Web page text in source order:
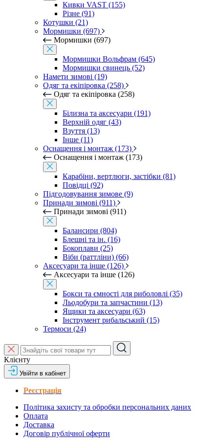
Кивки VAST (155)
Різне (91)
Котушки (21)
Мормишки (697)
Мормишки (697)
Мормишки Вольфрам (645)
Мормишки свинець (52)
Намети зимові (19)
Одяг та екіпіровка (258)
Одяг та екіпіровка (258)
Білизна та аксесуари (191)
Верхній одяг (43)
Взуття (13)
Інше (11)
Оснащення і монтаж (173)
Оснащення і монтаж (173)
Карабіни, вертлюги, застібки (81)
Повідці (92)
Підгодовування зимове (9)
Принади зимові (911)
Принади зимові (911)
Балансири (804)
Блешні та ін. (16)
Бокоплави (25)
Віби (раттліни) (66)
Аксесуари та інше (126)
Аксесуари та інше (126)
Бокси та ємності для риболовлі (35)
Льодобури та запчастини (13)
Ящики та аксесуари (63)
Інструмент рибальський (15)
Термоси (24)
Клієнту
Увійти в кабінет
Реєстрація
Політика захисту та обробки персональних даних
Оплата
Доставка
Договір публічної оферти